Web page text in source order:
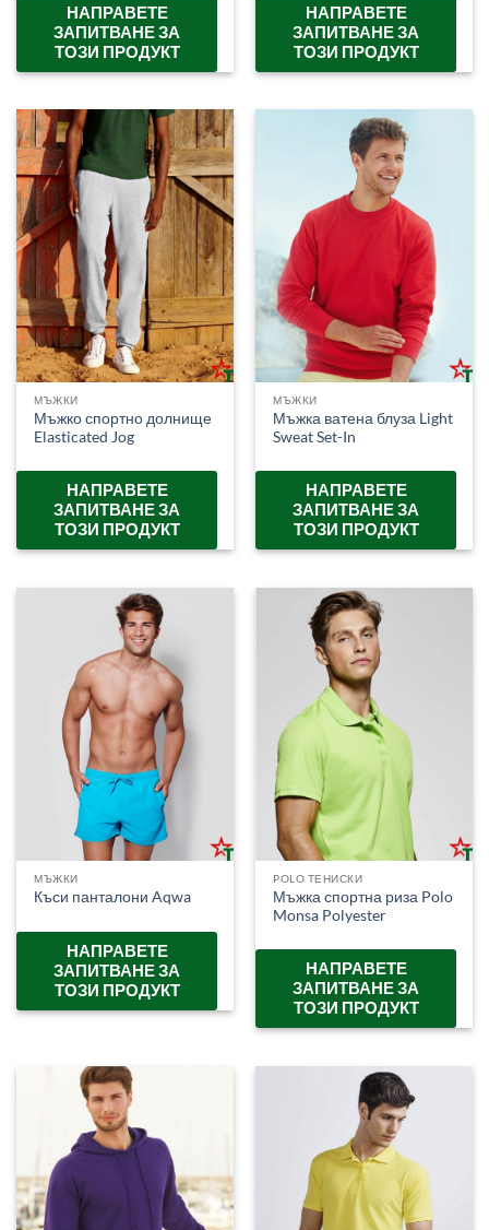
НАПРАВЕТЕ
ЗАПИТВАНЕ ЗА
ТОЗИ ПРОДУКТ
НАПРАВЕТЕ
ЗАПИТВАНЕ ЗА
ТОЗИ ПРОДУКТ
МЪЖКИ
Мъжко спортно долнище
Elasticated Jog
НАПРАВЕТЕ
ЗАПИТВАНЕ ЗА
ТОЗИ ПРОДУКТ
МЪЖКИ
Мъжка ватена блуза Light
Sweat Set-In
НАПРАВЕТЕ
ЗАПИТВАНЕ ЗА
ТОЗИ ПРОДУКТ
МЪЖКИ
Къси панталони Aqwa
НАПРАВЕТЕ
ЗАПИТВАНЕ ЗА
ТОЗИ ПРОДУКТ
POLO ТЕНИСКИ
Мъжка спортна риза Polo
Monsa Polyester
НАПРАВЕТЕ
ЗАПИТВАНЕ ЗА
ТОЗИ ПРОДУКТ